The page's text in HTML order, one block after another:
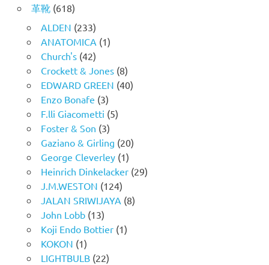
革靴(618)
ALDEN (233)
ANATOMICA (1)
Church's(42)
Crockett & Jones(8)
EDWARD GREEN (40)
Enzo Bonafe (3)
F.lli Giacometti (5)
Foster & Son (3)
Gaziano & Girling (20)
George Cleverley(1)
Heinrich Dinkelacker(29)
J.M.WESTON (124)
JALAN SRIWIJAYA (8)
John Lobb(13)
Koji Endo Bottier(1)
KOKON (1)
LIGHTBULB(22)